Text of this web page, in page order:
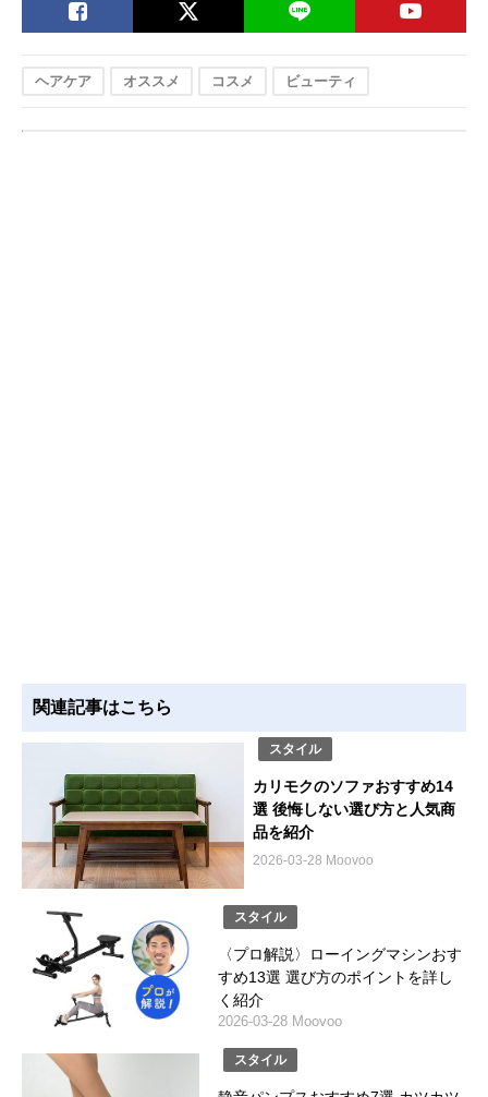
ヘアケア オススメ コスメ ビューティ
関連記事はこちら
スタイル
カリモクのソファおすすめ14
選 後悔しない選び方と人気商
品を紹介
2026-03-28 Moovoo
スタイル
〈プロ解説〉ローイングマシンおす
すめ13選 選び方のポイントを詳し
く紹介
2026-03-28 Moovoo
スタイル